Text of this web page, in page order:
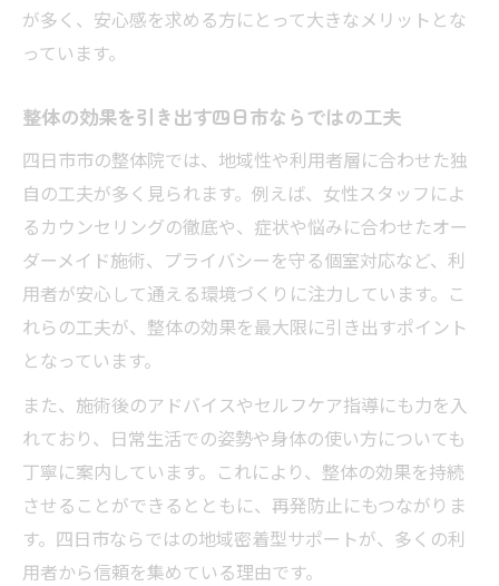
が多く、安心感を求める方にとって大きなメリットとな
っています。
整体の効果を引き出す四日市ならではの工夫
四日市市の整体院では、地域性や利用者層に合わせた独
自の工夫が多く見られます。例えば、女性スタッフによ
るカウンセリングの徹底や、症状や悩みに合わせたオー
ダーメイド施術、プライバシーを守る個室対応など、利
用者が安心して通える環境づくりに注力しています。こ
れらの工夫が、整体の効果を最大限に引き出すポイント
となっています。
また、施術後のアドバイスやセルフケア指導にも力を入
れており、日常生活での姿勢や身体の使い方についても
丁寧に案内しています。これにより、整体の効果を持続
させることができるとともに、再発防止にもつながりま
す。四日市ならではの地域密着型サポートが、多くの利
用者から信頼を集めている理由です。